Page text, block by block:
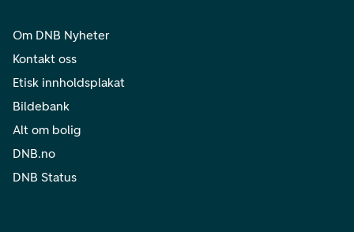
Om DNB Nyheter
Kontakt oss
Etisk innholdsplakat
Bildebank
Alt om bolig
DNB.no
DNB Status